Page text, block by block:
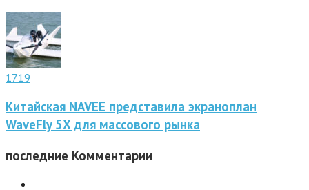
1719
Китайская NAVEE представила экраноплан
WaveFly 5X для массового рынка
последние Комментарии